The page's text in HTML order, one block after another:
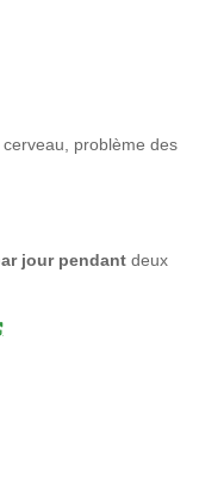
problème des
jour pendant deux